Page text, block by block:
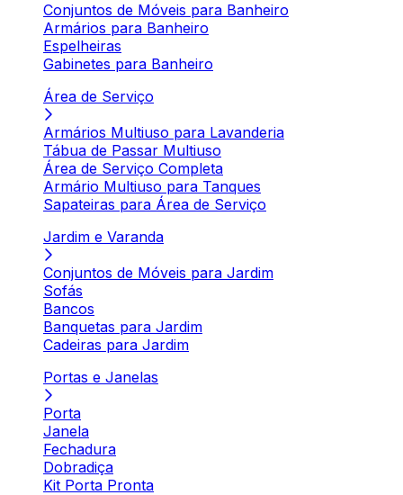
Conjuntos de Móveis para Banheiro
Armários para Banheiro
Espelheiras
Gabinetes para Banheiro
Área de Serviço
Armários Multiuso para Lavanderia
Tábua de Passar Multiuso
Área de Serviço Completa
Armário Multiuso para Tanques
Sapateiras para Área de Serviço
Jardim e Varanda
Conjuntos de Móveis para Jardim
Sofás
Bancos
Banquetas para Jardim
Cadeiras para Jardim
Portas e Janelas
Porta
Janela
Fechadura
Dobradiça
Kit Porta Pronta